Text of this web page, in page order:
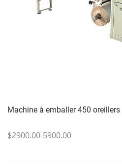
Machine à emballer 450 oreillers
$2900.00-5900.00